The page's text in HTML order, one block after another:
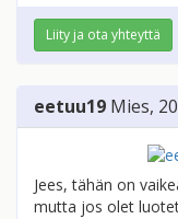
Liity ja ota yhteyttä
eetuu19 Mies,
Jees, tähän on
mutta jos olet